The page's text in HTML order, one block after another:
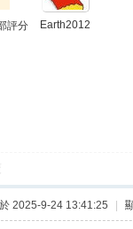
評分 Earth2012
2025-9-24 13:41:25